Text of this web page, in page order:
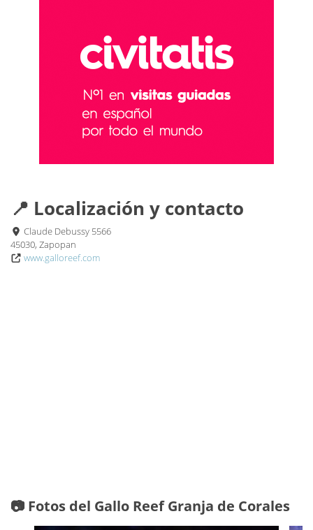
📍 Localización y contacto
Claude Debussy 5566
45030, Zapopan
www.galloreef.com
📷 Fotos del Gallo Reef Granja de Corales